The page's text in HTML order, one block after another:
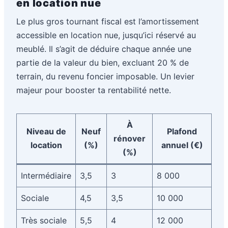
en location nue
Le plus gros tournant fiscal est l’amortissement
accessible en location nue, jusqu’ici réservé au
meublé. Il s’agit de déduire chaque année une
partie de la valeur du bien, excluant 20 % de
terrain, du revenu foncier imposable. Un levier
majeur pour booster ta rentabilité nette.
Niveau de
location
Neuf
(%)
À
rénover
(%)
Plafond
annuel (€)
Intermédiaire 3,5 3 8 000
Sociale 4,5 3,5 10 000
Très sociale 5,5 4 12 000